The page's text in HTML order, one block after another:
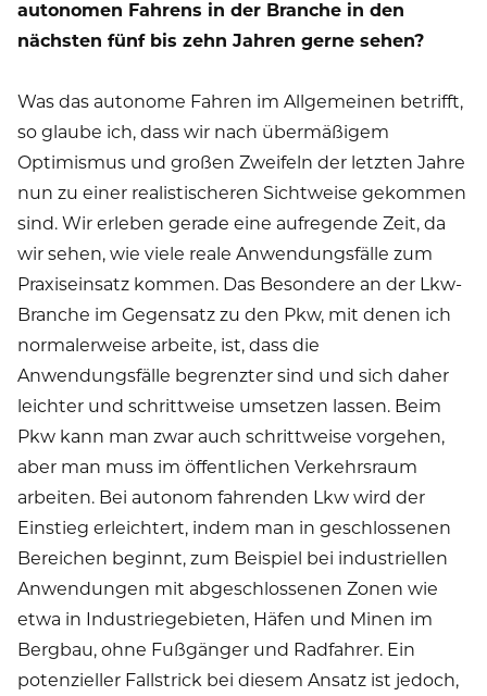
autonomen Fahrens in der Branche in den
nächsten fünf bis zehn Jahren gerne sehen?
Was das autonome Fahren im Allgemeinen betrifft,
so glaube ich, dass wir nach übermäßigem
Optimismus und großen Zweifeln der letzten Jahre
nun zu einer realistischeren Sichtweise gekommen
sind. Wir erleben gerade eine aufregende Zeit, da
wir sehen, wie viele reale Anwendungsfälle zum
Praxiseinsatz kommen. Das Besondere an der Lkw-
Branche im Gegensatz zu den Pkw, mit denen ich
normalerweise arbeite, ist, dass die
Anwendungsfälle begrenzter sind und sich daher
leichter und schrittweise umsetzen lassen. Beim
Pkw kann man zwar auch schrittweise vorgehen,
aber man muss im öffentlichen Verkehrsraum
arbeiten. Bei autonom fahrenden Lkw wird der
Einstieg erleichtert, indem man in geschlossenen
Bereichen beginnt, zum Beispiel bei industriellen
Anwendungen mit abgeschlossenen Zonen wie
etwa in Industriegebieten, Häfen und Minen im
Bergbau, ohne Fußgänger und Radfahrer. Ein
potenzieller Fallstrick bei diesem Ansatz ist jedoch,